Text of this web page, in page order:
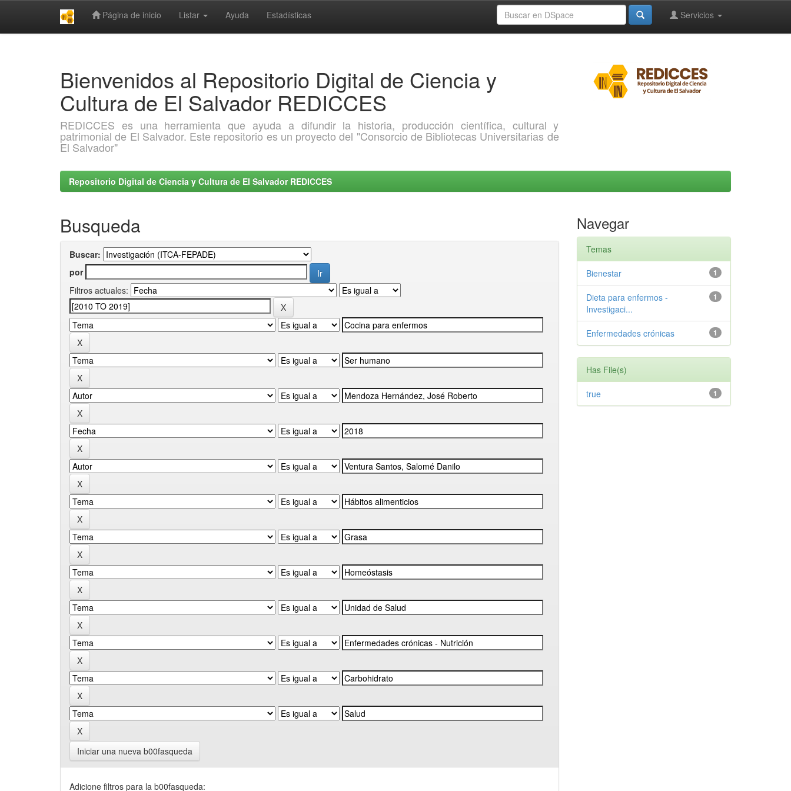
Página de inicio Listar Ayuda Estadísticas Servicios
Bienvenidos al Repositorio Digital de Ciencia y
Cultura de El Salvador REDICCES
REDICCES es una herramienta que ayuda a difundir la historia, producción científica, cultural y
patrimonial de El Salvador. Este repositorio es un proyecto del "Consorcio de Bibliotecas Universitarias de
El Salvador"
Repositorio Digital de Ciencia y Cultura de El Salvador REDICCES
Busqueda
Buscar:
por
Filtros actuales:
Iniciar una nueva b00fasqueda
Adicione filtros para la b00fasqueda:
Navegar
Temas
1
Bienestar
1
Dieta para enfermos -
Investigaci...
1
Enfermedades crónicas
Has File(s)
1
true